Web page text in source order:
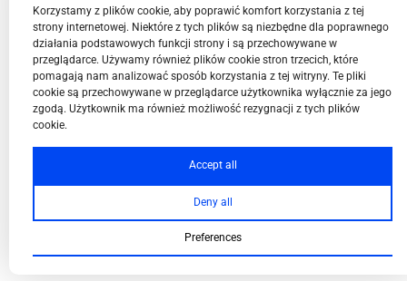
BPN-T Area
BPN-T Offer
Korzystamy z plików cookie, aby poprawić komfort korzystania z tej
strony internetowej. Niektóre z tych plików są niezbędne dla poprawnego
działania podstawowych funkcji strony i są przechowywane w
przeglądarce. Używamy również plików cookie stron trzecich, które
pomagają nam analizować sposób korzystania z tej witryny. Te pliki
cookie są przechowywane w przeglądarce użytkownika wyłącznie za jego
zgodą. Użytkownik ma również możliwość rezygnacji z tych plików
cookie.
Accept all
Deny all
Preferences